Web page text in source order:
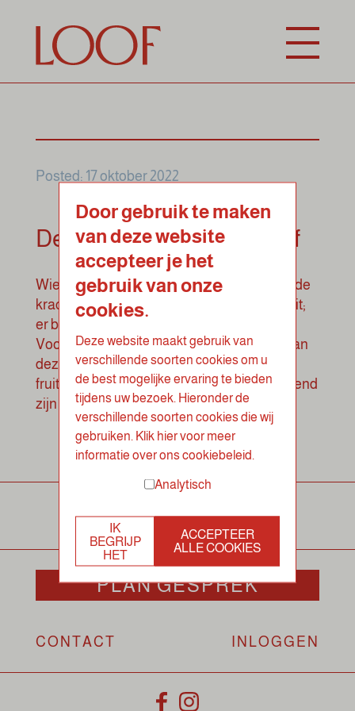
Posted: 17 oktober 2022
De vijf seizoenen van Loof
Wie dicht bij de natuur staat en uitgaat van de
kracht van elk seizoen, komt er niet onderuit;
er bestaan vijf unieke seizoenen: Lente,
Voorzomer, Zomer, Herfst en Winter. Elk van
deze jaargetijden kent wel een groente- en
fruitsoort of bepaalde kruiden die kenmerkend
zijn voor dat specifieke seizoen.
CONTACT INLOGGEN
PLAN GESPREK
Door gebruik te maken
van deze website
accepteer je het
gebruik van onze
cookies.
Deze website maakt gebruik van
verschillende soorten cookies om u
de best mogelijke ervaring te bieden
tijdens uw bezoek. Hieronder de
verschillende soorten cookies die wij
gebruiken. Klik hier voor meer
informatie over ons cookiebeleid.
Analytisch
IK
BEGRIJP
HET
ACCEPTEER
ALLE COOKIES